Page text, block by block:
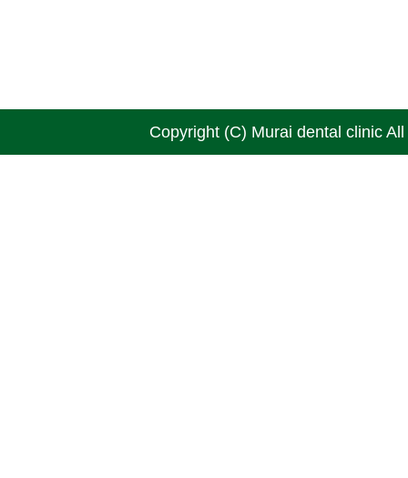
Copyright (C) Murai dental clinic